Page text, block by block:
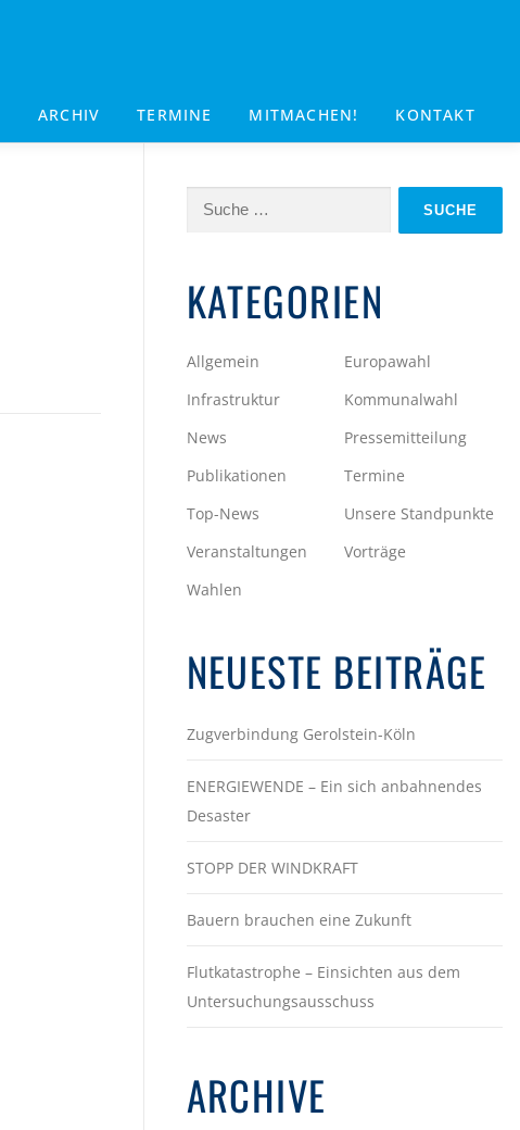
ARCHIV TERMINE MITMACHEN! KONTAKT
Suche
KATEGORIEN
Allgemein
Europawahl
Infrastruktur
Kommunalwahl
News
Pressemitteilung
Publikationen
Termine
Top-News
Unsere Standpunkte
Veranstaltungen
Vorträge
Wahlen
NEUESTE BEITRÄGE
Zugverbindung Gerolstein-Köln
ENERGIEWENDE – Ein sich anbahnendes
Desaster
STOPP DER WINDKRAFT
Bauern brauchen eine Zukunft
Flutkatastrophe – Einsichten aus dem
Untersuchungsausschuss
ARCHIVE